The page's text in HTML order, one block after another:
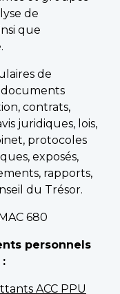
de
que
de
documents
contrats,
juridiques, lois,
protocoles
exposés,
rapports,
du Trésor.
680
personnels
ACC PPU